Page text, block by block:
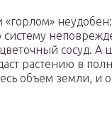
«горлом»
систему
сосуд. А
растению в
объем земли, и